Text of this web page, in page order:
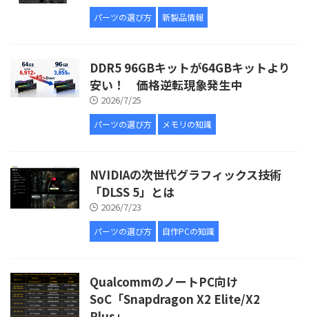
パーツの選び方 新製品情報
DDR5 96GBキットが64GBキットより
安い！ 価格逆転現象発生中
2026/7/25
パーツの選び方 メモリの知識
NVIDIAの次世代グラフィックス技術
「DLSS 5」とは
2026/7/23
パーツの選び方 自作PCの知識
QualcommのノートPC向け
SoC「Snapdragon X2 Elite/X2